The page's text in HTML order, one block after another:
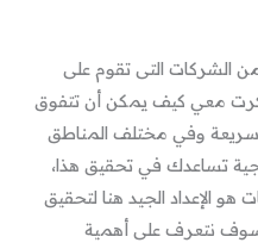
التى تقوم على
فكرت معي كيف يمكن أن تتفوق
سريعة وفي مختلف المناطق
تساعدك في تحقيق هذا،
هو الإعداد الجيد هنا لتحقيق
سوف نتعرف على أهمية